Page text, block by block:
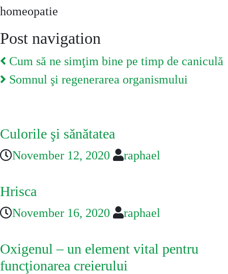
homeopatie
Post navigation
Cum să ne simţim bine pe timp de caniculă
Somnul şi regenerarea organismului
Culorile şi sănătatea
November 12, 2020 raphael
Hrisca
November 16, 2020 raphael
Oxigenul – un element vital pentru
funcţionarea creierului